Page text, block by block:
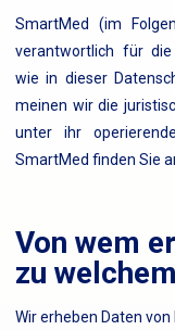
SmartMed (im
verantwortlich für die
wie in dieser
meinen wir die
unter ihr
SmartMed finden Sie
Von wem
zu
Wir erheben Daten